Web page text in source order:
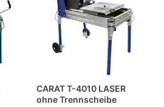
CARAT T-4010 LASER
ohne Trennscheibe